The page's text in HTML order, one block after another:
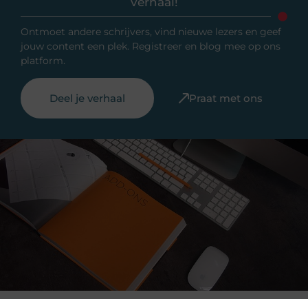
Ontmoet andere schrijvers, vind nieuwe lezers en geef
jouw content een plek. Registreer en blog mee op ons
platform.
Deel je verhaal Praat met ons